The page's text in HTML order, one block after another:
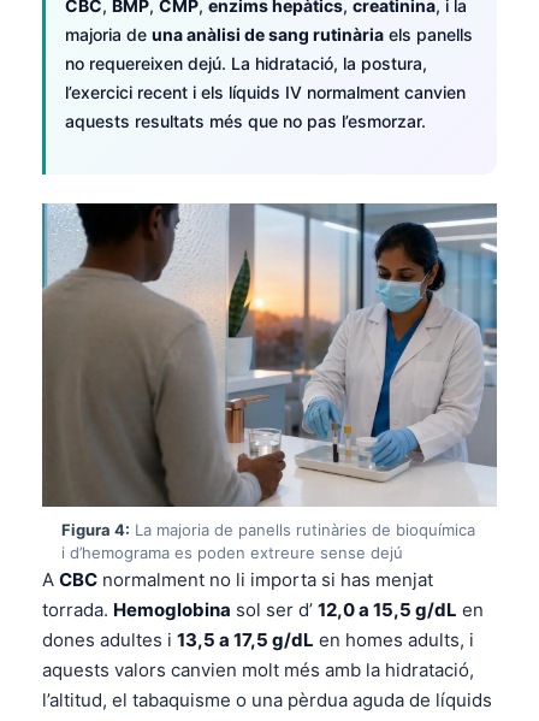
CBC, BMP, CMP, enzims hepàtics, creatinina, i la
majoria de una anàlisi de sang rutinària els panells
no requereixen dejú. La hidratació, la postura,
l’exercici recent i els líquids IV normalment canvien
aquests resultats més que no pas l’esmorzar.
Figura 4: La majoria de panells rutinàries de bioquímica
i d’hemograma es poden extreure sense dejú
A CBC normalment no li importa si has menjat
torrada. Hemoglobina sol ser d’ 12,0 a 15,5 g/dL en
dones adultes i 13,5 a 17,5 g/dL en homes adults, i
aquests valors canvien molt més amb la hidratació,
l’altitud, el tabaquisme o una pèrdua aguda de líquids